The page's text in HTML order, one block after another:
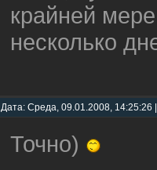
крайней
несколько
Дата: Среда, 09.01.2008,
Точно)